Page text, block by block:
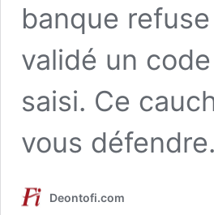
banque
validé un
saisi. Ce
vous défendre.
Deontofi.com